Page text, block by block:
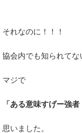
それなのに！！！
協会内でも知られてな
マジで
「ある意味すげー強者
思いました。